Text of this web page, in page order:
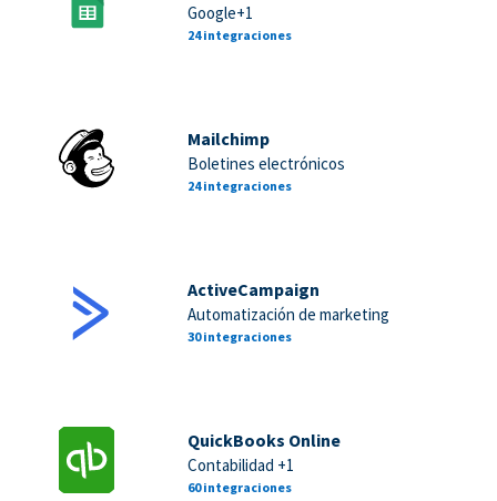
Google+1
24 integraciones
Mailchimp
Boletines electrónicos
24 integraciones
ActiveCampaign
Automatización de marketing
30 integraciones
QuickBooks Online
Contabilidad +1
60 integraciones